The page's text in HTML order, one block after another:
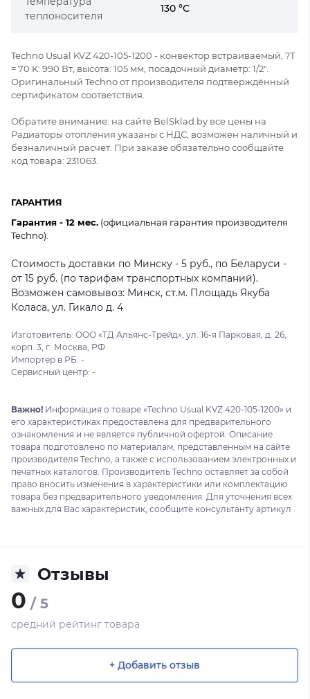
теплоносителя
130 °C
Techno Usual KVZ 420-105-1200 - конвектор встраиваемый, ?Т
= 70 K: 990 Вт, высота: 105 мм, посадочный диаметр: 1/2".
Оригинальный Techno от производителя подтверждённый
сертификатом соответствия.
Обратите внимание: на сайте BelSklad.by все цены на
Радиаторы отопления указаны с НДС, возможен наличный и
безналичный расчет. При заказе обязательно сообщайте
код товара: 231063.
ГАРАНТИЯ
Гарантия - 12 мес. (официальная гарантия производителя
Techno).
Стоимость доставки по Минску - 5 руб., по Беларуси -
от 15 руб. (по тарифам транспортных компаний).
Возможен самовывоз: Минск, ст.м. Площадь Якуба
Коласа, ул. Гикало д. 4
Изготовитель: ООО «ТД Альянс-Трейд», ул. 16-я Парковая, д. 26,
корп. 3, г. Москва, РФ
Импортер в РБ: -
Сервисный центр: -
Важно! Информация о товаре «Techno Usual KVZ 420-105-1200» и
его характеристиках предоставлена для предварительного
ознакомления и не является публичной офертой. Описание
товара подготовлено по материалам, представленным на сайте
производителя Techno, а также с использованием электронных и
печатных каталогов. Производитель Techno оставляет за собой
право вносить изменения в характеристики или комплектацию
товара без предварительного уведомления. Для уточнения всех
важных для Вас характеристик, сообщите консультанту артикул .
Отзывы
0 / 5
средний рейтинг товара
+ Добавить отзыв